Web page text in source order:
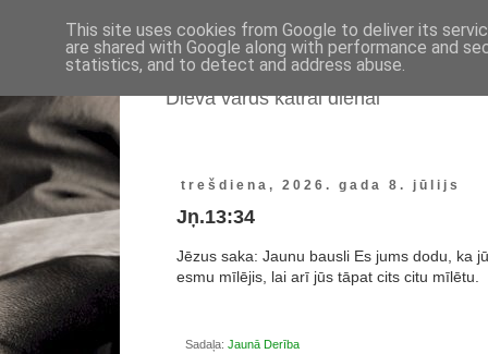
Dieva vārds katrai dienai
trešdiena, 2026. gada 8. jūlijs
Jņ.13:34
Jēzus saka: Jaunu bausli Es jums dodu, ka
esmu mīlējis, lai arī jūs tāpat cits citu mīlētu.
Sadaļa: Jaunā Derība
This site uses cookies from Google to deliver its
are shared with Google along with performance and
statistics, and to detect and address abuse.